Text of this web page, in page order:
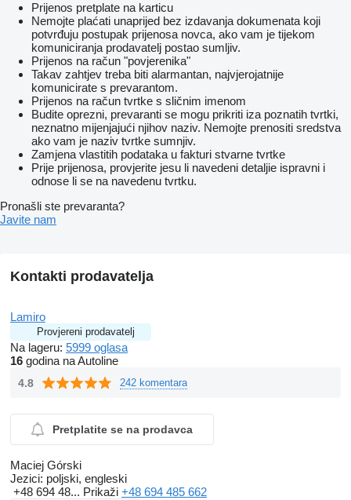
Prijenos pretplate na karticu
Nemojte plaćati unaprijed bez izdavanja dokumenata koji
potvrđuju postupak prijenosa novca, ako vam je tijekom
komuniciranja prodavatelj postao sumljiv.
Prijenos na račun "povjerenika"
Takav zahtjev treba biti alarmantan, najvjerojatnije
komunicirate s prevarantom.
Prijenos na račun tvrtke s sličnim imenom
Budite oprezni, prevaranti se mogu prikriti iza poznatih tvrtki,
neznatno mijenjajući njihov naziv. Nemojte prenositi sredstva
ako vam je naziv tvrtke sumnjiv.
Zamjena vlastitih podataka u fakturi stvarne tvrtke
Prije prijenosa, provjerite jesu li navedeni detaljie ispravni i
odnose li se na navedenu tvrtku.
Pronašli ste prevaranta?
Javite nam
Kontakti prodavatelja
Lamiro
Provjereni prodavatelj
Na lageru: 5999 oglasa
16 godina na Autoline
4.8 242 komentara
Pretplatite se na prodavca
Maciej Górski
Jezici: poljski, engleski
+48 694 48... Prikaži +48 694 485 662